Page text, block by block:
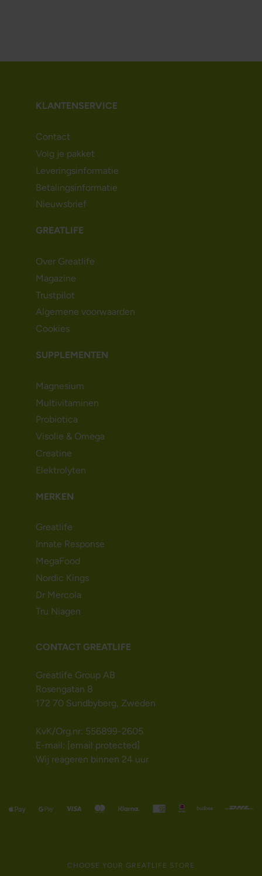
KLANTENSERVICE
Contact
Volg je pakket
Leveringsinformatie
Betalingsinformatie
Nieuwsbrief
GREATLIFE
Over Greatlife
Magazine
Trustpilot
Algemene voorwaarden
Cookies
SUPPLEMENTEN
Magnesium
Multivitaminen
Probiotica
Visolie & Omega
Creatine
Elektrolyten
MERKEN
Greatlife
Innate Response
MegaFood
Nordic Kings
Dr Mercola
Tru Niagen
CONTACT GREATLIFE
Greatlife Group AB
Rosengatan 8
172 70 Sundbyberg, Zweden
KvK/Org.nr: 556899-2605
E-mail: [email protected]
Wij reageren binnen 24 uur
CHOOSE YOUR GREATLIFE STORE